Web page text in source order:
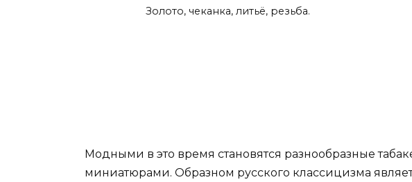
Золото, чеканка, литьё, резьба.
Модными в это время становятся разнообразные
миниатюрами. Образном русского классицизма